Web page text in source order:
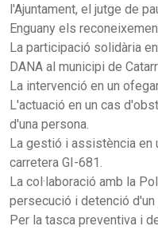
l'Ajuntament, el jutge de
Enguany els
La participació solidària
DANA al municipi de
La intervenció en un
L'actuació en un cas
d'una persona.
La gestió i assistència en
carretera GI-681.
La col·laboració amb la
persecució i detenció d'un
Per la tasca preventiva i